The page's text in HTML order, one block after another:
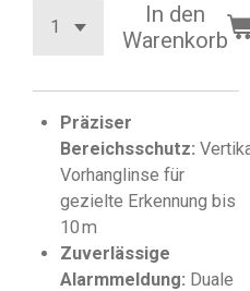
In den
Warenkorb
Präziser
Bereichsschutz:
Vorhanglinse für
gezielte Erkennung bis
10 m
Zuverlässige
Alarmmeldung: Duale